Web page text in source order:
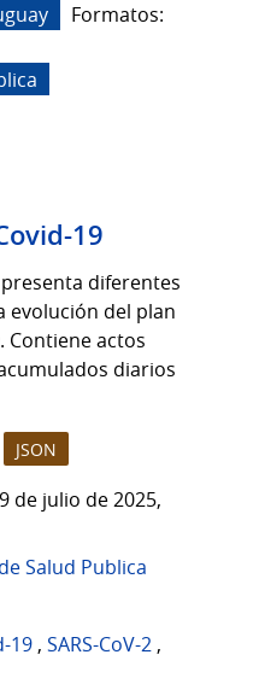
Formatos:
19
diferentes
evolución del plan
Contiene actos
diarios
JSON
9 de julio de 2025,
Salud Publica
19 , SARS-CoV-2 ,